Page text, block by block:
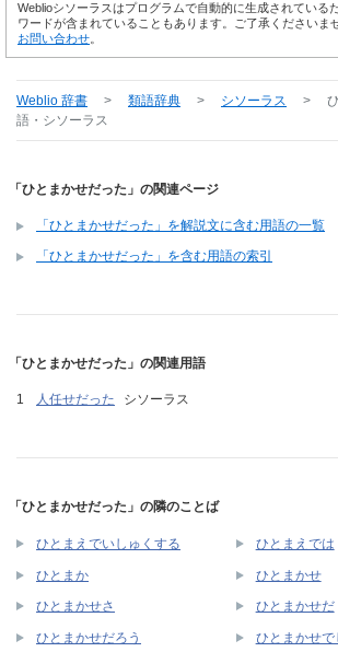
Weblioシソーラスはプログラムで自動的に生成されている
ワードが含まれていることもあります。ご了承くださいま
お問い合わせ
Weblio 辞書 > 類語辞典 > シソーラス >
語・シソーラス
「ひとまかせだった」の関連ページ
「ひとまかせだった」を解説文に含む用語の一覧
「ひとまかせだった」を含む用語の索引
「ひとまかせだった」の関連用語
人任せだった シソーラス
「ひとまかせだった」の隣のことば
ひとまえでいしゅくする ひとまえでは
ひとまか ひとまかせ
ひとまかせさ ひとまかせだ
ひとまかせだろう ひとまかせで